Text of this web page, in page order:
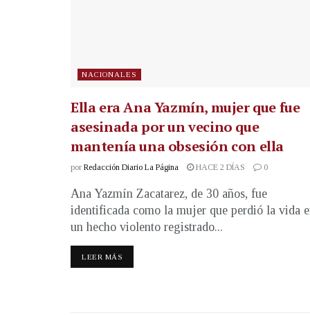
NACIONALES
Ella era Ana Yazmín, mujer que fue
asesinada por un vecino que
mantenía una obsesión con ella
por Redacción Diario La Página HACE 2 DÍAS 0
Ana Yazmín Zacatarez, de 30 años, fue
identificada como la mujer que perdió la vida
un hecho violento registrado...
LEER MÁS